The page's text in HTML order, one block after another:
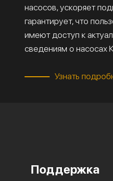
насосов, ускоряет
гарантирует, что
имеют доступ к
сведениям о насосах
Узнать
Поддержка